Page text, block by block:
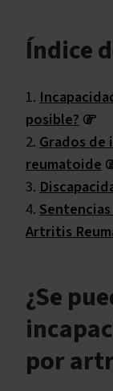
Índice
posible?
Grados
reumatoide
Artritis
¿Se
por